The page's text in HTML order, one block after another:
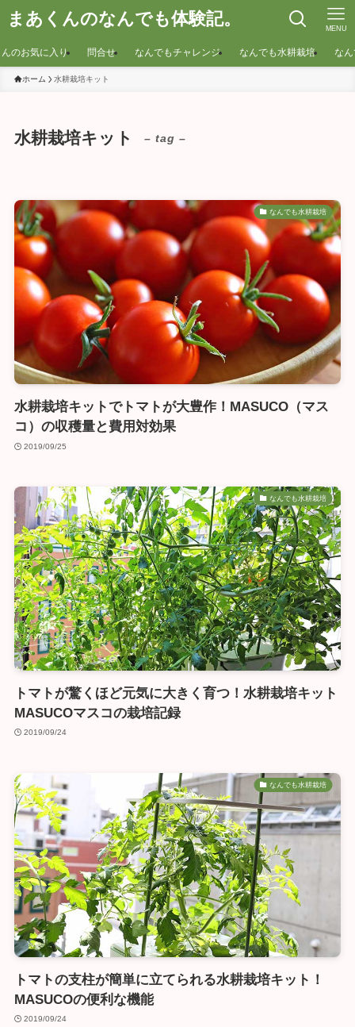
まあくんのなんでも体験記。 MENU
のお気に入り 問合せ なんでもチャレンジ なんでも水耕栽培 な
ホーム 水耕栽培キット
水耕栽培キット – tag –
なんでも水耕栽培
水耕栽培キットでトマトが大豊作！MASUCO（マス
コ）の収穫量と費用対効果
2019/09/25
なんでも水耕栽培
トマトが驚くほど元気に大きく育つ！水耕栽培キット
MASUCOマスコの栽培記録
2019/09/24
なんでも水耕栽培
トマトの支柱が簡単に立てられる水耕栽培キット！
MASUCOの便利な機能
2019/09/24